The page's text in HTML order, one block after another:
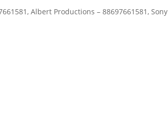
Albert Productions – 88697661581, Sony